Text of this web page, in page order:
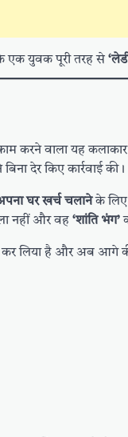
एक युवक पूरी तरह से
करने वाला यह
देर किए कार्रवाई की।
घर खर्च चलानेके लिए
नहीं और वह ‘शांति भंग’
कर लिया है और अब